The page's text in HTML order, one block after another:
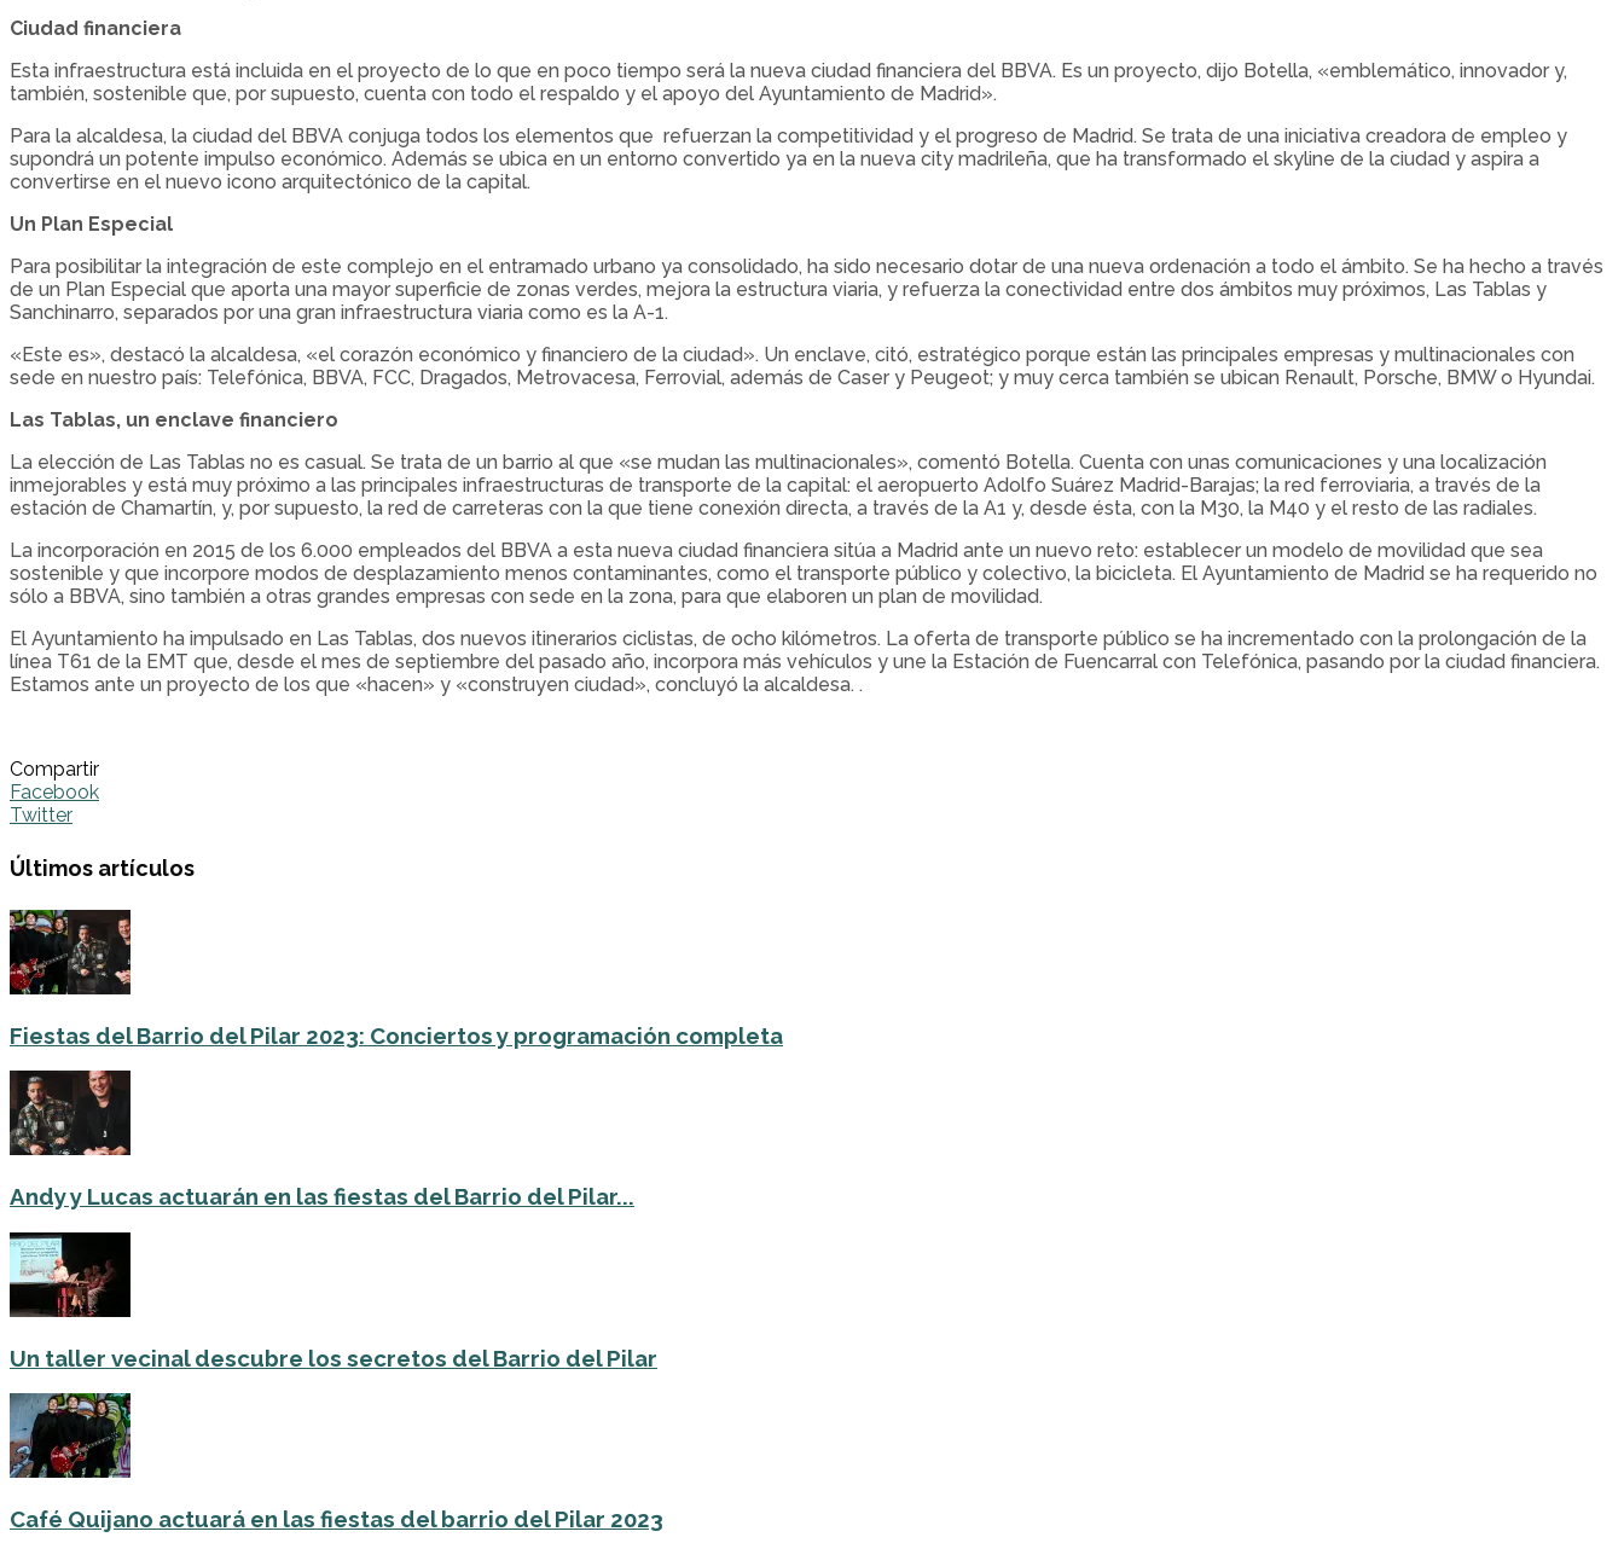
Ciudad financiera
Esta infraestructura está incluida en el proyecto de lo que en poco tiempo será la nueva ciudad financiera del BBVA. Es un proyecto, dijo Botella, «emblemático, innovador y,
también, sostenible que, por supuesto, cuenta con todo el respaldo y el apoyo del Ayuntamiento de Madrid».
Para la alcaldesa, la ciudad del BBVA conjuga todos los elementos que refuerzan la competitividad y el progreso de Madrid. Se trata de una iniciativa creadora de empleo y
supondrá un potente impulso económico. Además se ubica en un entorno convertido ya en la nueva city madrileña, que ha transformado el skyline de la ciudad y aspira a
convertirse en el nuevo icono arquitectónico de la capital.
Un Plan Especial
Para posibilitar la integración de este complejo en el entramado urbano ya consolidado, ha sido necesario dotar de una nueva ordenación a todo el ámbito. Se ha hecho a través
de un Plan Especial que aporta una mayor superficie de zonas verdes, mejora la estructura viaria, y refuerza la conectividad entre dos ámbitos muy próximos, Las Tablas y
Sanchinarro, separados por una gran infraestructura viaria como es la A-1.
«Este es», destacó la alcaldesa, «el corazón económico y financiero de la ciudad». Un enclave, citó, estratégico porque están las principales empresas y multinacionales con
sede en nuestro país: Telefónica, BBVA, FCC, Dragados, Metrovacesa, Ferrovial, además de Caser y Peugeot; y muy cerca también se ubican Renault, Porsche, BMW o Hyundai.
Las Tablas, un enclave financiero
La elección de Las Tablas no es casual. Se trata de un barrio al que «se mudan las multinacionales», comentó Botella. Cuenta con unas comunicaciones y una localización
inmejorables y está muy próximo a las principales infraestructuras de transporte de la capital: el aeropuerto Adolfo Suárez Madrid-Barajas; la red ferroviaria, a través de la
estación de Chamartín, y, por supuesto, la red de carreteras con la que tiene conexión directa, a través de la A1 y, desde ésta, con la M30, la M40 y el resto de las radiales.
La incorporación en 2015 de los 6.000 empleados del BBVA a esta nueva ciudad financiera sitúa a Madrid ante un nuevo reto: establecer un modelo de movilidad que sea
sostenible y que incorpore modos de desplazamiento menos contaminantes, como el transporte público y colectivo, la bicicleta. El Ayuntamiento de Madrid se ha requerido no
sólo a BBVA, sino también a otras grandes empresas con sede en la zona, para que elaboren un plan de movilidad.
El Ayuntamiento ha impulsado en Las Tablas, dos nuevos itinerarios ciclistas, de ocho kilómetros. La oferta de transporte público se ha incrementado con la prolongación de la
línea T61 de la EMT que, desde el mes de septiembre del pasado año, incorpora más vehículos y une la Estación de Fuencarral con Telefónica, pasando por la ciudad financiera.
Estamos ante un proyecto de los que «hacen» y «construyen ciudad», concluyó la alcaldesa. .
Compartir
Facebook
Twitter
Últimos artículos
Fiestas del Barrio del Pilar 2023: Conciertos y programación completa
Andy y Lucas actuarán en las fiestas del Barrio del Pilar...
Un taller vecinal descubre los secretos del Barrio del Pilar
Café Quijano actuará en las fiestas del barrio del Pilar 2023